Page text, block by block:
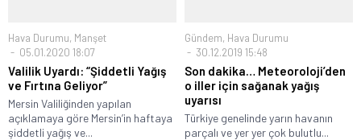
Hava Durumu, Manşet
05.01.2020 18:07
Valilik Uyardı: “Şiddetli Yağış
ve Fırtına Geliyor”
Mersin Valiliğinden yapılan
açıklamaya göre Mersin’in haftaya
şiddetli yağış ve...
Gündem, Hava Durumu
30.12.2019 15:48
Son dakika… Meteoroloji’den
o iller için sağanak yağış
uyarısı
Türkiye genelinde yarın havanın
parçalı ve yer yer çok bulutlu...